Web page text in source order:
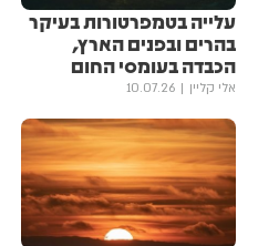
עלייה בטמפרטורות בעיקר
בהרים ובפנים הארץ,
הכבדה בעומסי החום
אלי קליין 10.07.26